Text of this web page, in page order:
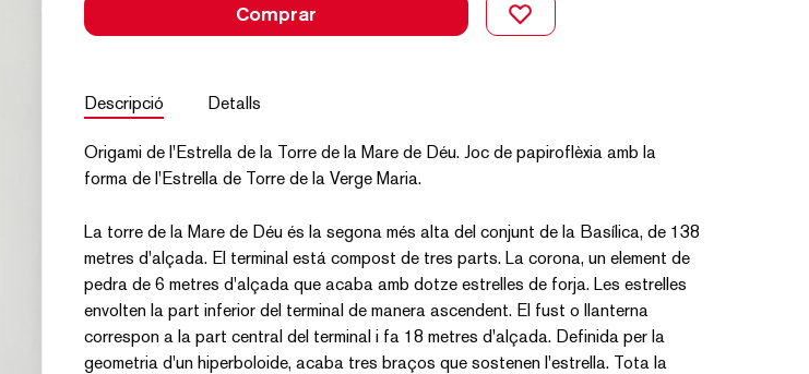
Comprar
Descripció Detalls
Origami de l'Estrella de la Torre de la Mare de Déu. Joc de papiroflèxia amb la
forma de l'Estrella de Torre de la Verge Maria.
La torre de la Mare de Déu és la segona més alta del conjunt de la Basílica, de 138
metres d'alçada. El terminal está compost de tres parts. La corona, un element de
pedra de 6 metres d'alçada que acaba amb dotze estrelles de forja. Les estrelles
envolten la part inferior del terminal de manera ascendent. El fust o llanterna
correspon a la part central del terminal i fa 18 metres d'alçada. Definida per la
geometria d'un hiperboloide, acaba tres braços que sostenen l'estrella. Tota la